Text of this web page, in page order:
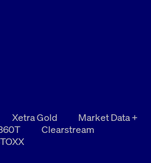
Xetra Gold
Market Data +
Clearstream